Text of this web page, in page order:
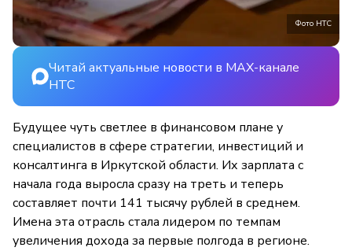
Фото НТС
Читай актуальные новости в MAX-канале
НТС
Будущее чуть светлее в финансовом плане у
специалистов в сфере стратегии, инвестиций и
консалтинга в Иркутской области. Их зарплата с
начала года выросла сразу на треть и теперь
составляет почти 141 тысячу рублей в среднем.
Имена эта отрасль стала лидером по темпам
увеличения дохода за первые полгода в регионе.